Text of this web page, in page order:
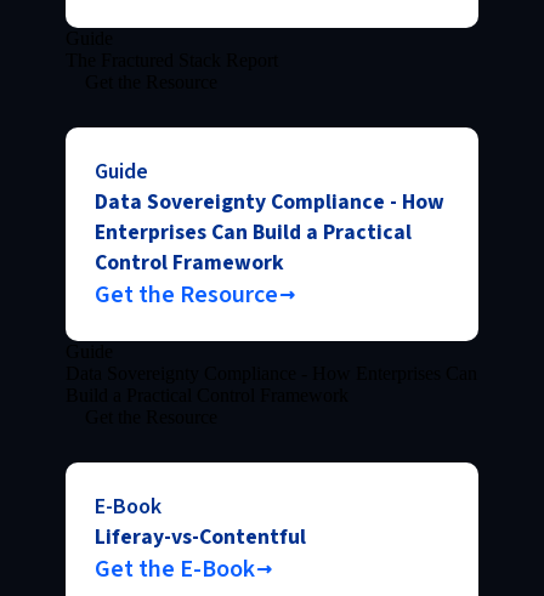
Guide
Data Sovereignty Compliance - How
Enterprises Can Build a Practical
Control Framework
Get the Resource
E-Book
Liferay-vs-Contentful
Get the E-Book